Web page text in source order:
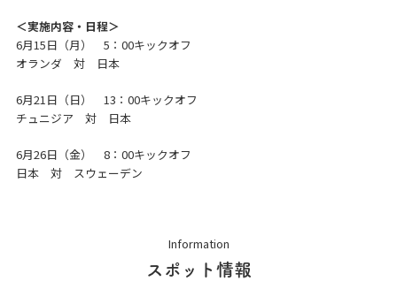
＜実施内容・日程＞
6月15日（月） 5：00キックオフ
オランダ 対 日本
6月21日（日） 13：00キックオフ
チュニジア 対 日本
6月26日（金） 8：00キックオフ
日本 対 スウェーデン
Information
スポット情報